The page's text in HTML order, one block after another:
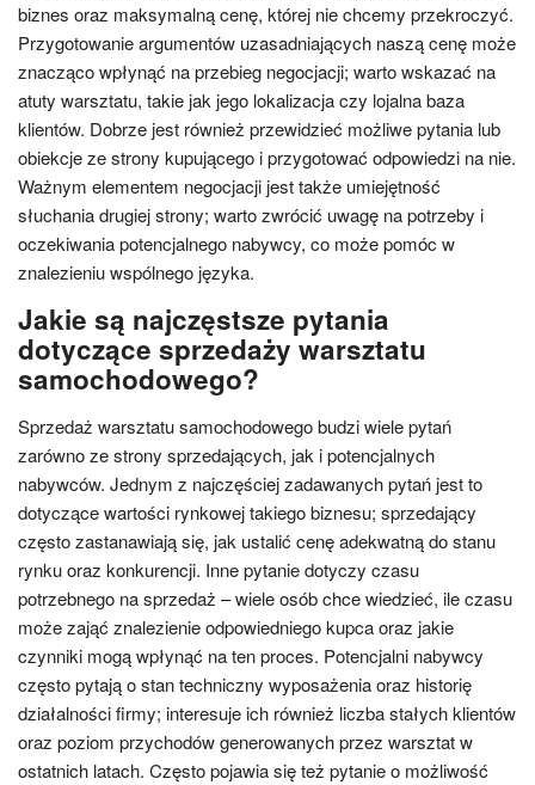
biznes oraz maksymalną cenę, której nie chcemy przekroczyć.
Przygotowanie argumentów uzasadniających naszą cenę może
znacząco wpłynąć na przebieg negocjacji; warto wskazać na
atuty warsztatu, takie jak jego lokalizacja czy lojalna baza
klientów. Dobrze jest również przewidzieć możliwe pytania lub
obiekcje ze strony kupującego i przygotować odpowiedzi na nie.
Ważnym elementem negocjacji jest także umiejętność
słuchania drugiej strony; warto zwrócić uwagę na potrzeby i
oczekiwania potencjalnego nabywcy, co może pomóc w
znalezieniu wspólnego języka.
Jakie są najczęstsze pytania
dotyczące sprzedaży warsztatu
samochodowego?
Sprzedaż warsztatu samochodowego budzi wiele pytań
zarówno ze strony sprzedających, jak i potencjalnych
nabywców. Jednym z najczęściej zadawanych pytań jest to
dotyczące wartości rynkowej takiego biznesu; sprzedający
często zastanawiają się, jak ustalić cenę adekwatną do stanu
rynku oraz konkurencji. Inne pytanie dotyczy czasu
potrzebnego na sprzedaż – wiele osób chce wiedzieć, ile czasu
może zająć znalezienie odpowiedniego kupca oraz jakie
czynniki mogą wpłynąć na ten proces. Potencjalni nabywcy
często pytają o stan techniczny wyposażenia oraz historię
działalności firmy; interesuje ich również liczba stałych klientów
oraz poziom przychodów generowanych przez warsztat w
ostatnich latach. Często pojawia się też pytanie o możliwość